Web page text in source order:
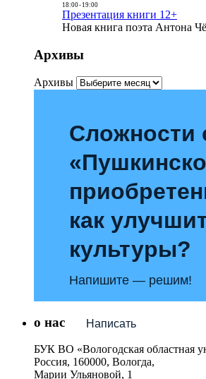
18:00- 19:00
Презентация книги 12+
Новая книга поэта Антона
Архивы
Архивы
Сложности
как
культуры?
Напишите — решим!
Написать
о нас
БУК ВО «Вологодская областная
Россия, 160000, Вологда,
Марии Ульяновой, 1